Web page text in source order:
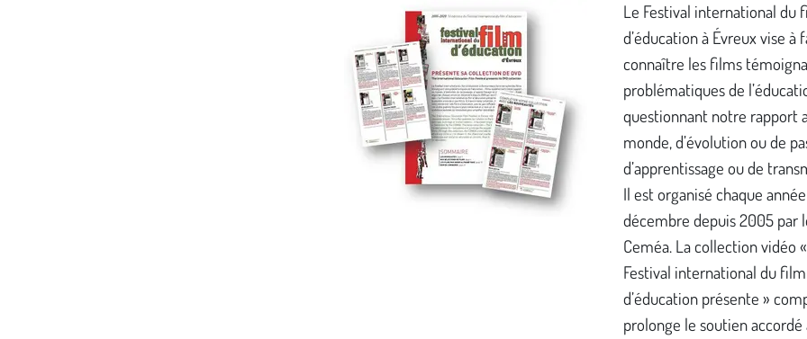
Le Festival international du
d’éducation à Évreux vise à
connaître les films
problématiques de
questionnant notre rapport
monde, d’évolution ou de
d’apprentissage ou de
Il est organisé chaque
décembre depuis 2005 par
Ceméa. La collection vidéo
Festival international du film
d’éducation présente »
prolonge le soutien accordé